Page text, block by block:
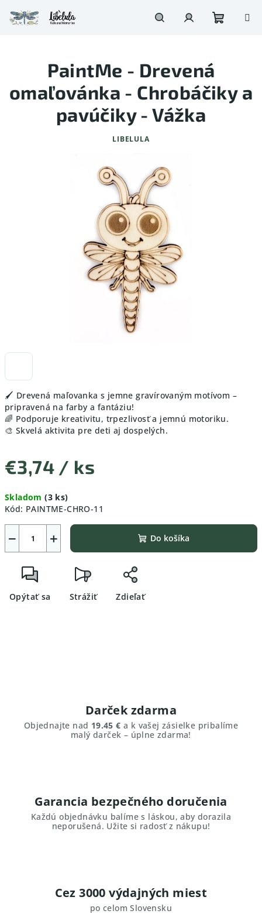
na
obsah
🖌️ Drevená maľovanka s jemne gravírovaným motívom –
pripravená na farby a fantáziu!
🌈 Podporuje kreativitu, trpezlivosť a jemnú motoriku.
🎨 Skvelá aktivita pre deti aj dospelých.
€3,74 / ks
cena:
Skladom(3 ks)
Kód: PAINTME-CHRO-11
+
− Do košíka
Opýtať sa Strážiť Zdieľať
PaintMe - Drevená
omaľovánka - Chrobáčiky a
pavúčiky - Vážka
LIBELULA
Darček zdarma
Objednajte nad 19.45 € a k vašej zásielke pribalíme
malý darček – úplne zdarma!
Garancia bezpečného doručenia
Každú objednávku balíme s láskou, aby dorazila
neporušená. Užite si radosť z nákupu!
Cez 3000 výdajných miest
po celom Slovensku